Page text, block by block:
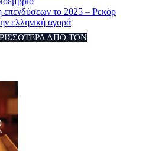
το 2025 – Ρεκόρ
ελληνική αγορά
ΑΠΟ ΤΟΝ